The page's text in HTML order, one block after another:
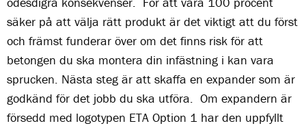
säker på att välja rätt produkt är det viktigt att du först
och främst funderar över om det finns risk för att
betongen du ska montera din infästning i kan vara
sprucken. Nästa steg är att skaffa en expander som är
godkänd för det jobb du ska utföra. Om expandern är
försedd med logotypen ETA Option 1 har den uppfyllt